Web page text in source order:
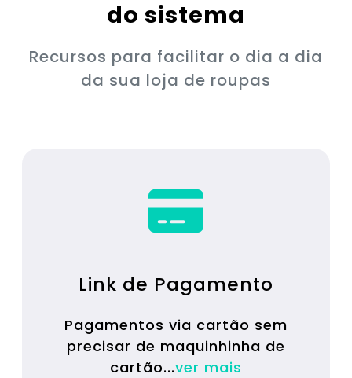
do sistema
Recursos para facilitar o dia a dia
da sua loja de roupas
Link de Pagamento
Pagamentos via cartão sem
precisar de maquinhinha de
cartão...ver mais